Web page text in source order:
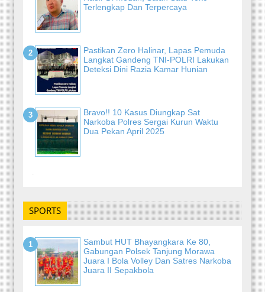
Terlengkap Dan Terpercaya
Pastikan Zero Halinar, Lapas Pemuda
Langkat Gandeng TNI-POLRI Lakukan
Deteksi Dini Razia Kamar Hunian
Bravo!! 10 Kasus Diungkap Sat
Narkoba Polres Sergai Kurun Waktu
Dua Pekan April 2025
-
SPORTS
Sambut HUT Bhayangkara Ke 80,
Gabungan Polsek Tanjung Morawa
Juara I Bola Volley Dan Satres Narkoba
Juara II Sepakbola